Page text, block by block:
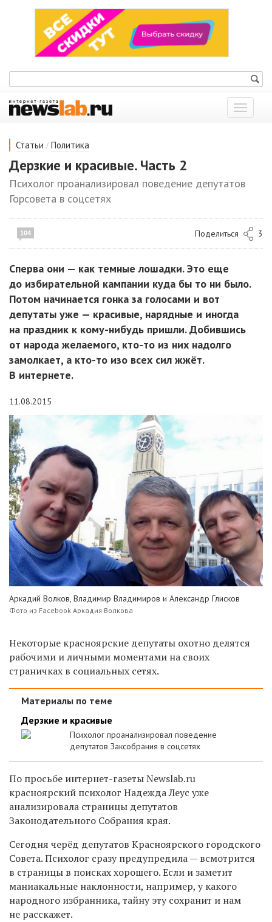
Показать
меню
Статьи / Политика
Дерзкие и красивые. Часть 2
Психолог проанализировал поведение депутатов
Горсовета в соцсетях
104 Поделиться 3
Сперва они — как темные лошадки. Это еще
до избирательной кампании куда бы то ни было.
Потом начинается гонка за голосами и вот
депутаты уже — красивые, нарядные и иногда
на праздник к кому-нибудь пришли. Добившись
от народа желаемого, кто-то из них надолго
замолкает, а кто-то изо всех сил жжёт.
В интернете.
11.08.2015
Аркадий Волков, Владимир Владимиров и Александр Глисков
Фото из Facebook Аркадия Волкова
Некоторые красноярские депутаты охотно делятся
рабочими и личными моментами на своих
страничках в социальных сетях.
Материалы по теме
Дерзкие и красивые
Психолог проанализировал поведение
депутатов Заксобрания в соцсетях
По просьбе интернет-газеты Newslab.ru
красноярский психолог Надежда Леус уже
анализировала страницы депутатов
Законодательного Собрания края.
Сегодня черёд депутатов Красноярского городского
Совета. Психолог сразу предупредила — всмотрится
в страницы в поисках хорошего. Если и заметит
маниакальные наклонности, например, у какого
народного избранника, тайну эту сохранит и нам
не расскажет.